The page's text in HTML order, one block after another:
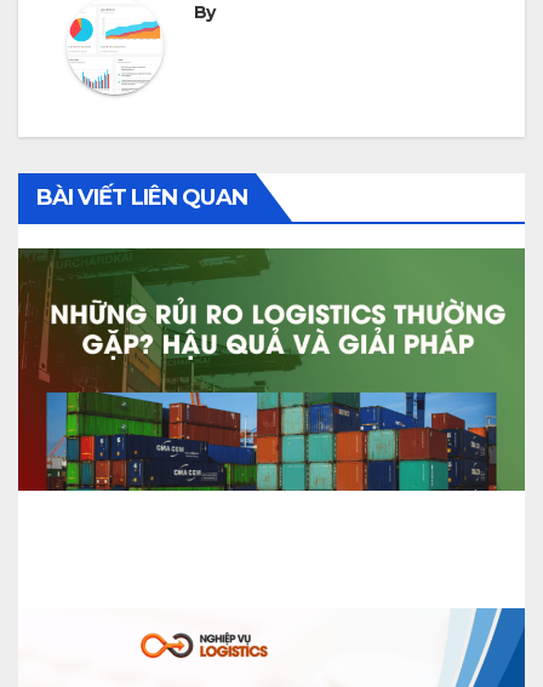
By
BÀI VIẾT LIÊN QUAN